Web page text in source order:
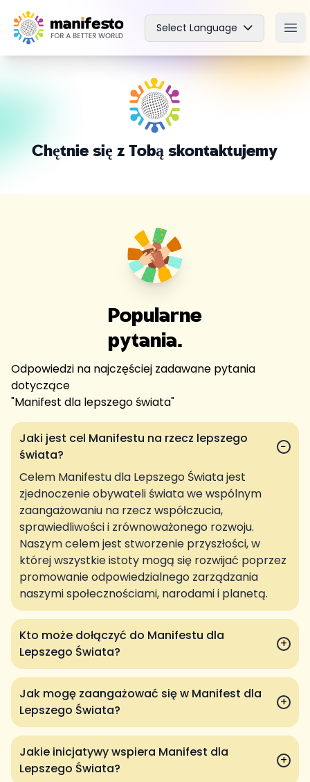
Your Company
Select Language
Chętnie się z Tobą skontaktujemy
Popularne
pytania.
Odpowiedzi na najczęściej zadawane pytania
dotyczące
"Manifest dla lepszego świata"
Jaki jest cel Manifestu na rzecz lepszego
świata?
−
Celem Manifestu dla Lepszego Świata jest
zjednoczenie obywateli świata we wspólnym
zaangażowaniu na rzecz współczucia,
sprawiedliwości i zrównoważonego rozwoju.
Naszym celem jest stworzenie przyszłości, w
której wszystkie istoty mogą się rozwijać poprzez
promowanie odpowiedzialnego zarządzania
naszymi społecznościami, narodami i planetą.
Kto może dołączyć do Manifestu dla
Lepszego Świata?
+
Jak mogę zaangażować się w Manifest dla
Lepszego Świata?
+
Jakie inicjatywy wspiera Manifest dla
Lepszego Świata?
+